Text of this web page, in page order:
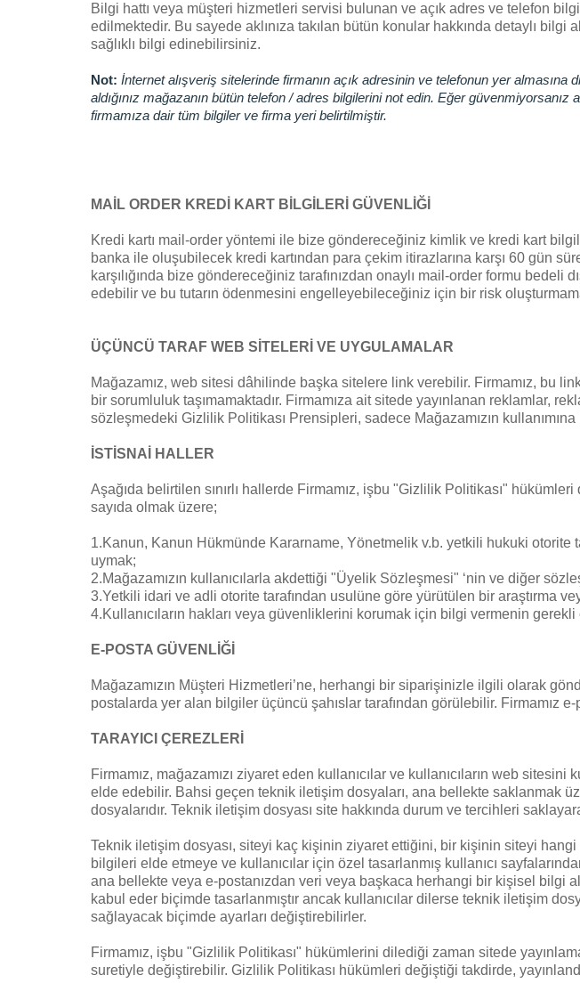
Bilgi hattı veya müşteri hizmetleri servisi bulunan ve açık adres ve telefon
edilmektedir. Bu sayede aklınıza takılan bütün konular hakkında detaylı
sağlıklı bilgi edinebilirsiniz.
Not: İnternet alışveriş sitelerinde firmanın açık adresinin ve telefonun yer
aldığınız mağazanın bütün telefon / adres bilgilerini not edin. Eğer
firmamıza dair tüm bilgiler ve firma yeri belirtilmiştir.
MAİL ORDER KREDİ KART BİLGİLERİ GÜVENLİĞİ
Kredi kartı mail-order yöntemi ile bize göndereceğiniz kimlik ve kredi kart
banka ile oluşubilecek kredi kartından para çekim itirazlarına karşı 60 gün
karşılığında bize göndereceğiniz tarafınızdan onaylı mail-order formu
edebilir ve bu tutarın ödenmesini engelleyebileceğiniz için bir risk
ÜÇÜNCÜ TARAF WEB SİTELERİ VE UYGULAMALAR
Mağazamız, web sitesi dâhilinde başka sitelere link verebilir. Firmamız, bu
bir sorumluluk taşımamaktadır. Firmamıza ait sitede yayınlanan reklamlar,
sözleşmedeki Gizlilik Politikası Prensipleri, sadece Mağazamızın
İSTİSNAİ HALLER
Aşağıda belirtilen sınırlı hallerde Firmamız, işbu "Gizlilik Politikası"
sayıda olmak üzere;
1.Kanun, Kanun Hükmünde Kararname, Yönetmelik v.b. yetkili hukuki otorite
uymak;
2.Mağazamızın kullanıcılarla akdettiği "Üyelik Sözleşmesi" ‘nin ve diğer
3.Yetkili idari ve adli otorite tarafından usulüne göre yürütülen bir araştırma
4.Kullanıcıların hakları veya güvenliklerini korumak için bilgi vermenin
E-POSTA GÜVENLİĞİ
Mağazamızın Müşteri Hizmetleri’ne, herhangi bir siparişinizle ilgili olarak
postalarda yer alan bilgiler üçüncü şahıslar tarafından görülebilir. Firmamız
TARAYICI ÇEREZLERİ
Firmamız, mağazamızı ziyaret eden kullanıcılar ve kullanıcıların web
elde edebilir. Bahsi geçen teknik iletişim dosyaları, ana bellekte saklanmak
dosyalarıdır. Teknik iletişim dosyası site hakkında durum ve tercihleri
Teknik iletişim dosyası, siteyi kaç kişinin ziyaret ettiğini, bir kişinin siteyi
bilgileri elde etmeye ve kullanıcılar için özel tasarlanmış kullanıcı
ana bellekte veya e-postanızdan veri veya başkaca herhangi bir kişisel bilgi
kabul eder biçimde tasarlanmıştır ancak kullanıcılar dilerse teknik iletişim
sağlayacak biçimde ayarları değiştirebilirler.
Firmamız, işbu "Gizlilik Politikası" hükümlerini dilediği zaman sitede
suretiyle değiştirebilir. Gizlilik Politikası hükümleri değiştiği takdirde,